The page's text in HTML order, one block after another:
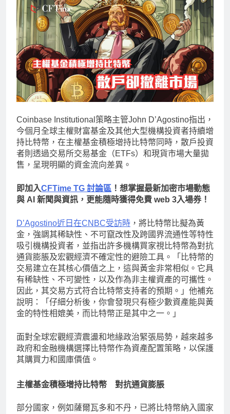
Coinbase Institutional策略主管John D’Agostino指出，
今個月全球主權財富基金及其他大型機構投資者持續增
持比特幣，在主權基金積極增持比特幣同時，散戶投資
者則透過交易所交易基金（ETFs）和現貨市場大量拋
售，呈現明顯的資金流向差異。
即加入CFTime TG 討論區 ！想掌握最新加密市場動態
與 AI 新聞與資訊，更能隨時獲得免費 web 3入場券！
D’Agostino近日在CNBC受訪時 ，將比特幣比擬為黃
金，強調其稀缺性、不可竄改性及跨國界流通性等特性
吸引機構投資者，並指出許多機構買家視比特幣為對抗
通貨膨脹及宏觀經濟不確定性的避險工具。「比特幣的
交易建立在其核心價值之上，這與黃金非常相似。它具
有稀缺性、不可變性，以及作為非主權資產的可攜性。
因此，其交易方式符合比特幣支持者的預期。」他補充
說明：「仔細分析後，你會發現只有極少數資產能與黃
金的特性相媲美，而比特幣正是其中之一。」
面對全球宏觀經濟震盪和地緣政治緊張局勢，越來越多
政府和金融機構選擇比特幣作為資產配置策略，以保護
其購買力和國庫價值。
主權基金積極增持比特幣 對抗通貨膨脹
部分國家，例如薩爾瓦多和不丹，已將比特幣納入國家